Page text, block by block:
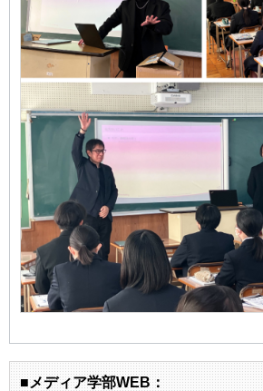
■メディア学部WEB：